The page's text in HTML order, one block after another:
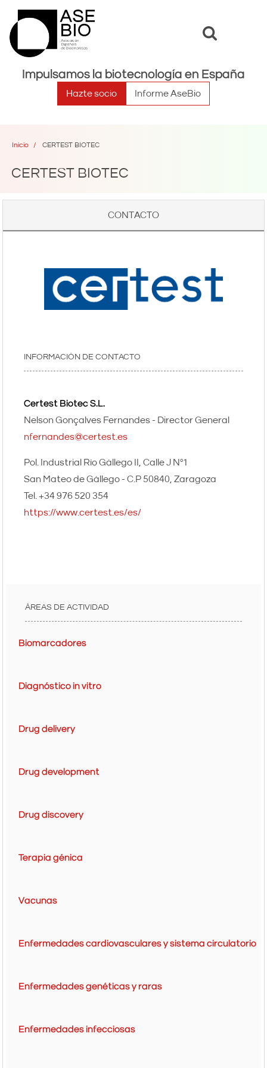
Toggle
Impulsamos la biotecnología en España
Hazte socio Informe AseBio
Inicio CERTEST BIOTEC
CERTEST BIOTEC
CONTACTO
INFORMACIÓN DE CONTACTO
Certest Biotec S.L.
Nelson Gonçalves Fernandes - Director General
nfernandes@certest.es
Pol. Industrial Río Gállego II, Calle J Nº1
San Mateo de Gállego - C.P 50840 Zaragoza
+34 976 520 354
https://www.certest.es/es/
ÁREAS DE ACTIVIDAD
Biomarcadores
Diagnóstico in vitro
Drug delivery
Drug development
Drug discovery
Terapia génica
Vacunas
Enfermedades cardiovasculares y sistema circulatorio
Enfermedades genéticas y raras
Enfermedades infecciosas